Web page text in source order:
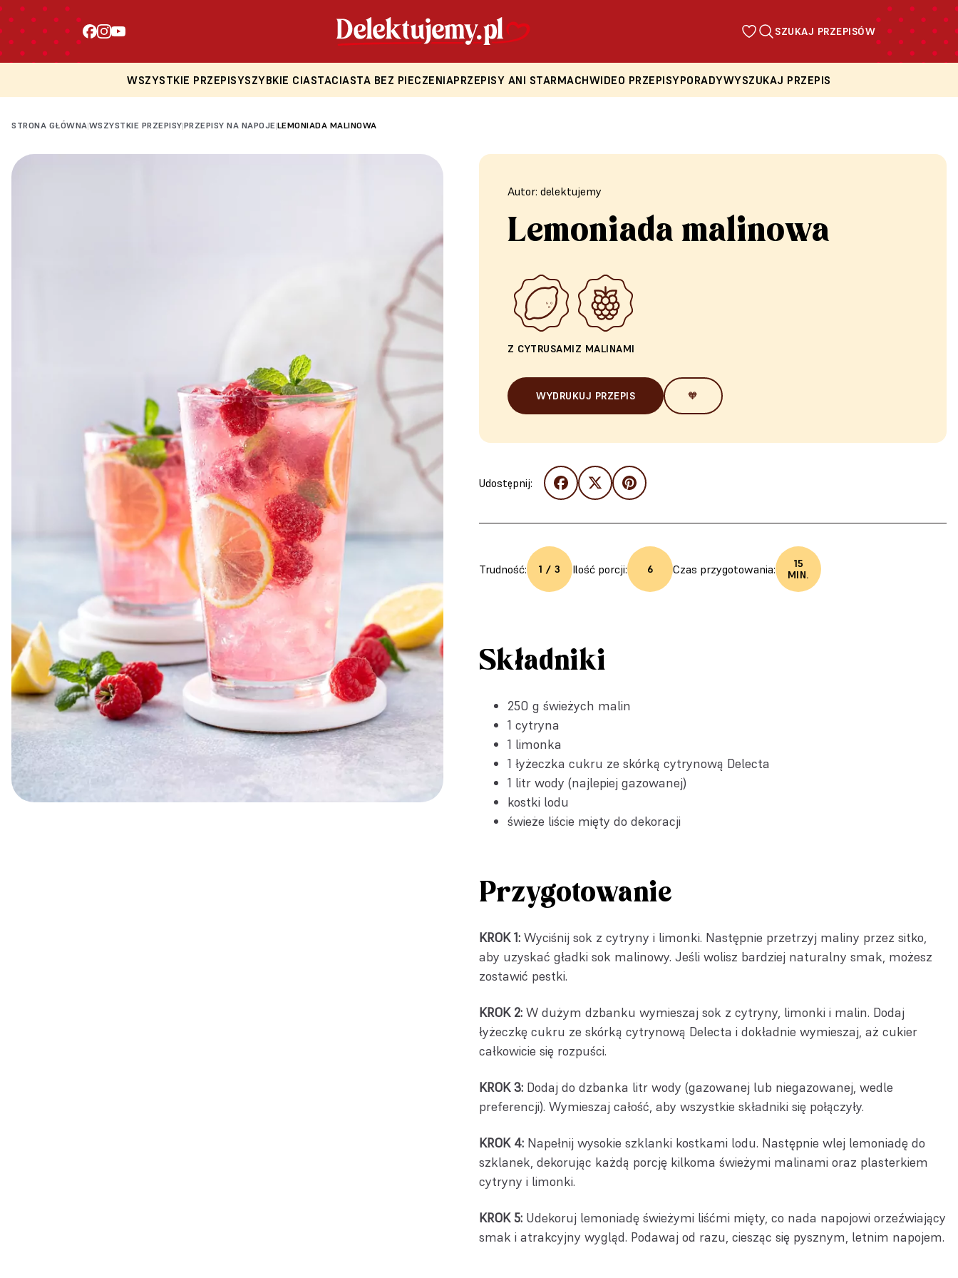
SZUKAJ PRZEPISÓW
WSZYSTKIE PRZEPISYSZYBKIE CIASTACIASTA BEZ PIECZENIAPRZEPISY ANI STARMACHWIDEO PRZEPISYPORADYWYSZUKAJ PRZEPIS
STRONA GŁÓWNA|WSZYSTKIE PRZEPISY|PRZEPISY NA NAPOJE|LEMONIADA MALINOWA
Autor: delektujemy
Lemoniada malinowa
Z CYTRUSAMIZ MALINAMI
WYDRUKUJ PRZEPIS 🧡
Udostępnij:
Trudność: 1 / 3 Ilość porcji: 6 Czas przygotowania:
15
MIN.
Składniki
250 g świeżych malin
1 cytryna
1 limonka
1 łyżeczka cukru ze skórką cytrynową Delecta
1 litr wody (najlepiej gazowanej)
kostki lodu
świeże liście mięty do dekoracji
Przygotowanie
KROK 1: Wyciśnij sok z cytryny i limonki. Następnie przetrzyj maliny przez sitko,
aby uzyskać gładki sok malinowy. Jeśli wolisz bardziej naturalny smak, możesz
zostawić pestki.
KROK 2: W dużym dzbanku wymieszaj sok z cytryny, limonki i malin. Dodaj
łyżeczkę cukru ze skórką cytrynową Delecta i dokładnie wymieszaj, aż cukier
całkowicie się rozpuści.
KROK 3: Dodaj do dzbanka litr wody (gazowanej lub niegazowanej, wedle
preferencji). Wymieszaj całość, aby wszystkie składniki się połączyły.
KROK 4: Napełnij wysokie szklanki kostkami lodu. Następnie wlej lemoniadę do
szklanek, dekorując każdą porcję kilkoma świeżymi malinami oraz plasterkiem
cytryny i limonki.
KROK 5: Udekoruj lemoniadę świeżymi liśćmi mięty, co nada napojowi orzeźwiający
smak i atrakcyjny wygląd. Podawaj od razu, ciesząc się pysznym, letnim napojem.